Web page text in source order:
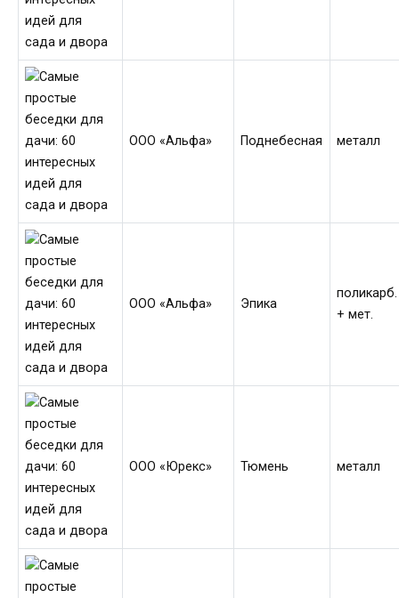
ООО «Альфа» Поднебесная металл
ООО «Альфа» Эпика
поликарб.
+ мет.
ООО «Юрекс» Тюмень металл